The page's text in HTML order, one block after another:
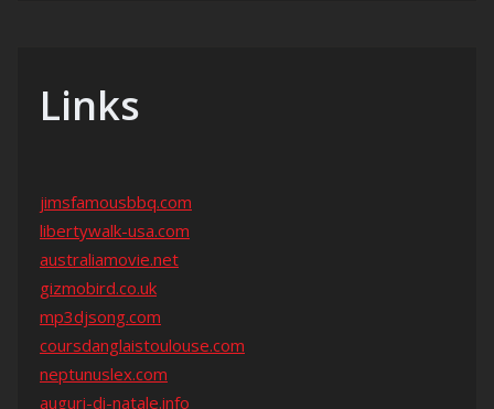
Links
jimsfamousbbq.com
libertywalk-usa.com
australiamovie.net
gizmobird.co.uk
mp3djsong.com
coursdanglaistoulouse.com
neptunuslex.com
auguri-di-natale.info